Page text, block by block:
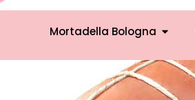
Mortadella Bologna